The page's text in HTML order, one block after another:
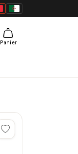
Panier